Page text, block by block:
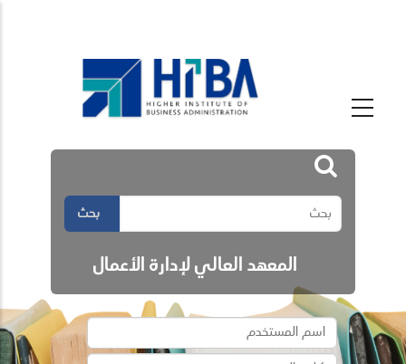
بحث
المعهد العالي لإدارة الأعمال